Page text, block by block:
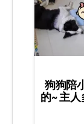
狗狗陪
的~ 主